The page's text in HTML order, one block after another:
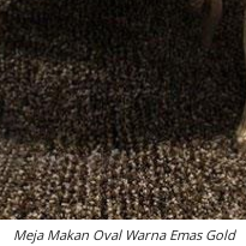
Meja Makan Oval Warna Emas Gold